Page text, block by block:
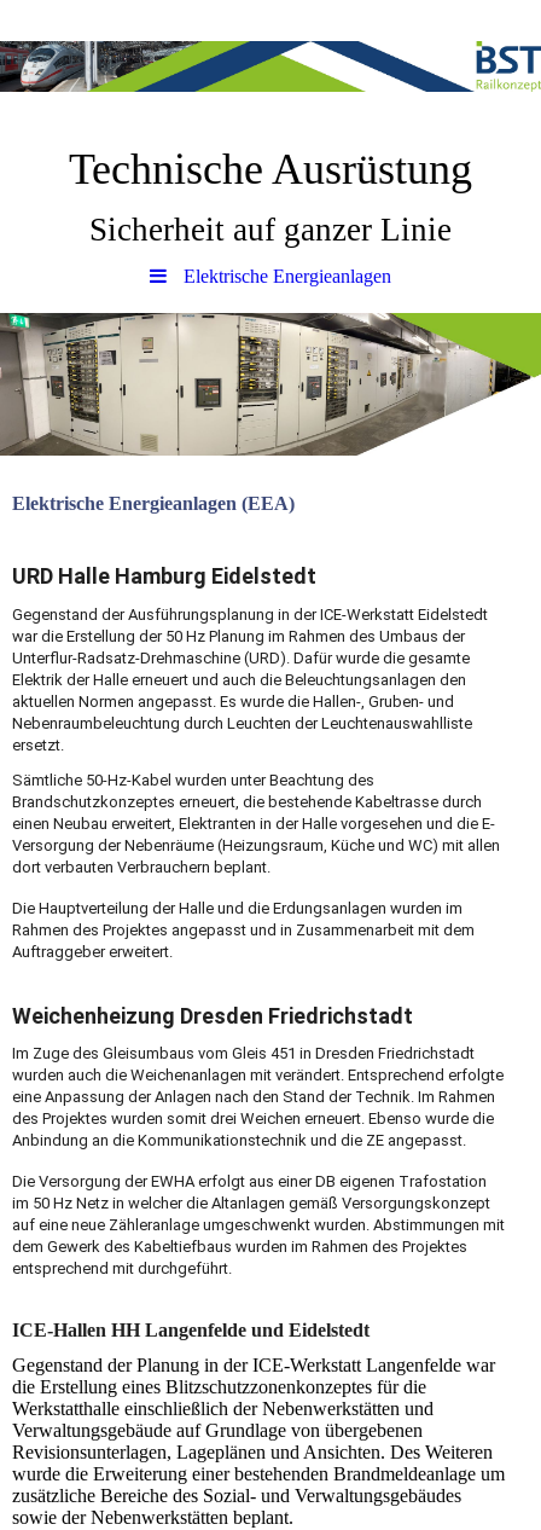
Technische Ausrüstung
Sicherheit auf ganzer Linie
Elektrische Energieanlagen
Elektrische Energieanlagen (EEA)
URD Halle Hamburg Eidelstedt
Gegenstand der Ausführungsplanung in der ICE-Werkstatt Eidelstedt
war die Erstellung der 50 Hz Planung im Rahmen des Umbaus der
Unterflur-Radsatz-Drehmaschine (URD). Dafür wurde die gesamte
Elektrik der Halle erneuert und auch die Beleuchtungsanlagen den
aktuellen Normen angepasst. Es wurde die Hallen-, Gruben- und
Nebenraumbeleuchtung durch Leuchten der Leuchtenauswahlliste
ersetzt.
Sämtliche 50-Hz-Kabel wurden unter Beachtung des
Brandschutzkonzeptes erneuert, die bestehende Kabeltrasse durch
einen Neubau erweitert, Elektranten in der Halle vorgesehen und die E-
Versorgung der Nebenräume (Heizungsraum, Küche und WC) mit allen
dort verbauten Verbrauchern beplant.
Die Hauptverteilung der Halle und die Erdungsanlagen wurden im
Rahmen des Projektes angepasst und in Zusammenarbeit mit dem
Auftraggeber erweitert.
Weichenheizung Dresden Friedrichstadt
Im Zuge des Gleisumbaus vom Gleis 451 in Dresden Friedrichstadt
wurden auch die Weichenanlagen mit verändert. Entsprechend erfolgte
eine Anpassung der Anlagen nach den Stand der Technik. Im Rahmen
des Projektes wurden somit drei Weichen erneuert. Ebenso wurde die
Anbindung an die Kommunikationstechnik und die ZE angepasst.
Die Versorgung der EWHA erfolgt aus einer DB eigenen Trafostation
im 50 Hz Netz in welcher die Altanlagen gemäß Versorgungskonzept
auf eine neue Zähleranlage umgeschwenkt wurden. Abstimmungen mit
dem Gewerk des Kabeltiefbaus wurden im Rahmen des Projektes
entsprechend mit durchgeführt.
ICE-Hallen HH Langenfelde und Eidelstedt
Gegenstand der Planung in der ICE-Werkstatt Langenfelde war
die Erstellung eines Blitzschutzzonenkonzeptes für die
Werkstatthalle einschließlich der Nebenwerkstätten und
Verwaltungsgebäude auf Grundlage von übergebenen
Revisionsunterlagen, Lageplänen und Ansichten. Des Weiteren
wurde die Erweiterung einer bestehenden Brandmeldeanlage um
zusätzliche Bereiche des Sozial- und Verwaltungsgebäudes
sowie der Nebenwerkstätten beplant.